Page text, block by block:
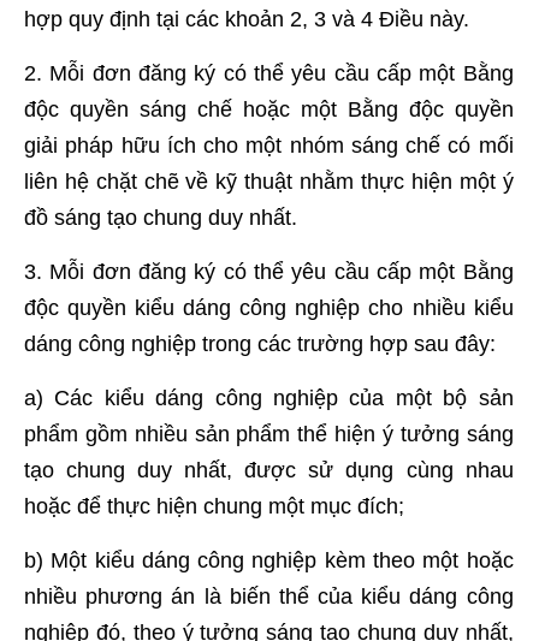
hợp quy định tại các khoản 2, 3 và 4 Điều này.
2. Mỗi đơn đăng ký có thể yêu cầu cấp một Bằng
độc quyền sáng chế hoặc một Bằng độc quyền
giải pháp hữu ích cho một nhóm sáng chế có mối
liên hệ chặt chẽ về kỹ thuật nhằm thực hiện một ý
đồ sáng tạo chung duy nhất.
3. Mỗi đơn đăng ký có thể yêu cầu cấp một Bằng
độc quyền kiểu dáng công nghiệp cho nhiều kiểu
dáng công nghiệp trong các trường hợp sau đây:
a) Các kiểu dáng công nghiệp của một bộ sản
phẩm gồm nhiều sản phẩm thể hiện ý tưởng sáng
tạo chung duy nhất, được sử dụng cùng nhau
hoặc để thực hiện chung một mục đích;
b) Một kiểu dáng công nghiệp kèm theo một hoặc
nhiều phương án là biến thể của kiểu dáng công
nghiệp đó, theo ý tưởng sáng tạo chung duy nhất,